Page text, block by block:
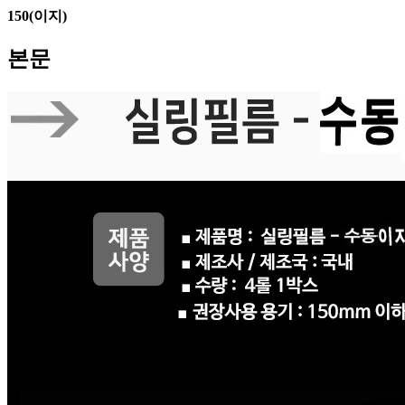
150(이지)
본문